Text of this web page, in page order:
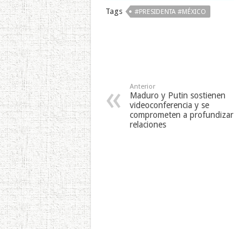
Tags #PRESIDENTA #MÉXICO
Anterior
Maduro y Putin sostienen
videoconferencia y se
comprometen a profundizar
relaciones